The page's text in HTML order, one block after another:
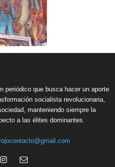
periódico que busca hacer un aporte
socialista revolucionaria,
manteniendo siempre la
a las élites dominantes.